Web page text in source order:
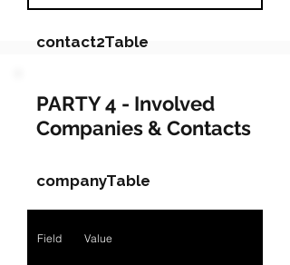
contact2Table
Field Value
Name
Position
Phone NA
Email
PARTY 4 - Involved
Companies & Contacts
companyTable
Field Value